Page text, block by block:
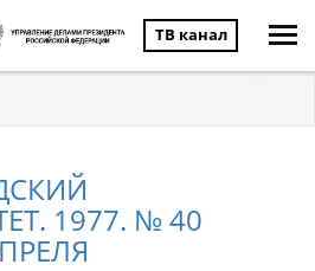
ТВ канал
1977. № 40